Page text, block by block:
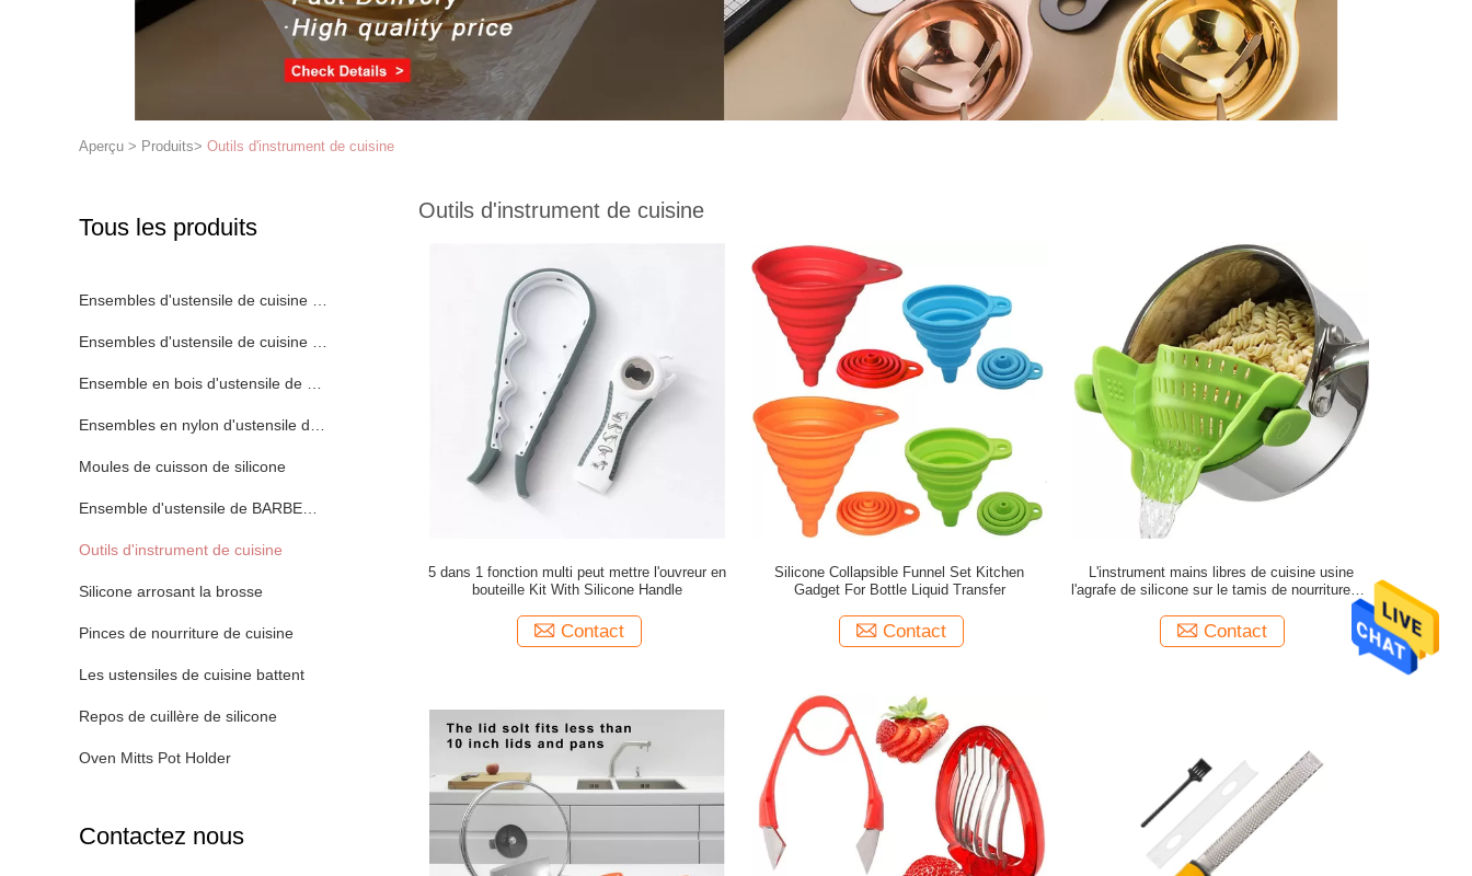
Aperçu > Produits> Outils d'instrument de cuisine
Tous les produits
Ensembles d'ustensile de cuisine de silicone
Ensembles d'ustensile de cuisine d'acier inoxydable
Ensemble en bois d'ustensile de cuisine
Ensembles en nylon d'ustensile de cuisine
Moules de cuisson de silicone
Ensemble d'ustensile de BARBECUE
Outils d'instrument de cuisine
Silicone arrosant la brosse
Pinces de nourriture de cuisine
Les ustensiles de cuisine battent
Repos de cuillère de silicone
Oven Mitts Pot Holder
Contactez nous
Outils d'instrument de cuisine
5 dans 1 fonction multi peut mettre l'ouvreur en
bouteille Kit With Silicone Handle
Contact
Silicone Collapsible Funnel Set Kitchen
Gadget For Bottle Liquid Transfer
Contact
L'instrument mains libres de cuisine usine
l'agrafe de silicone sur le tamis de nourriture de
Contact